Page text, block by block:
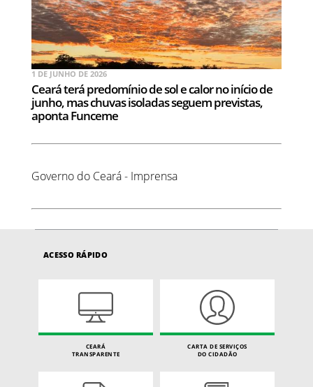
1 DE JUNHO DE 2026
Ceará terá predomínio de sol e calor no início de
junho, mas chuvas isoladas seguem previstas,
aponta Funceme
Governo do Ceará - Imprensa
ACESSO RÁPIDO
CEARÁ
TRANSPARENTE
CARTA DE SERVIÇOS
DO CIDADÃO